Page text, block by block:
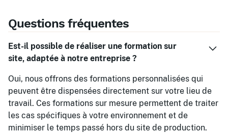
Questions fréquentes
Est-il possible de réaliser une formation sur
site, adaptée à notre entreprise ?
Oui, nous offrons des formations personnalisées qui
peuvent être dispensées directement sur votre lieu de
travail. Ces formations sur mesure permettent de traiter
les cas spécifiques à votre environnement et de
minimiser le temps passé hors du site de production.